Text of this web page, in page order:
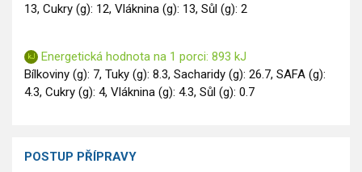
13, Cukry (g): 12, Vláknina (g): 13, Sůl (g): 2
Energetická hodnota na 1 porci: 893 kJ
Bílkoviny (g): 7, Tuky (g): 8.3, Sacharidy (g): 26.7, SAFA (g):
4.3, Cukry (g): 4, Vláknina (g): 4.3, Sůl (g): 0.7
POSTUP PŘÍPRAVY